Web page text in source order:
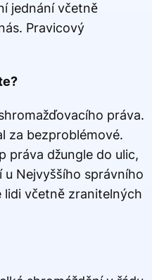
jednání včetně
Pravicový
práva.
za bezproblémové.
práva džungle do ulic,
u Nejvyššího správního
lidi včetně zranitelných